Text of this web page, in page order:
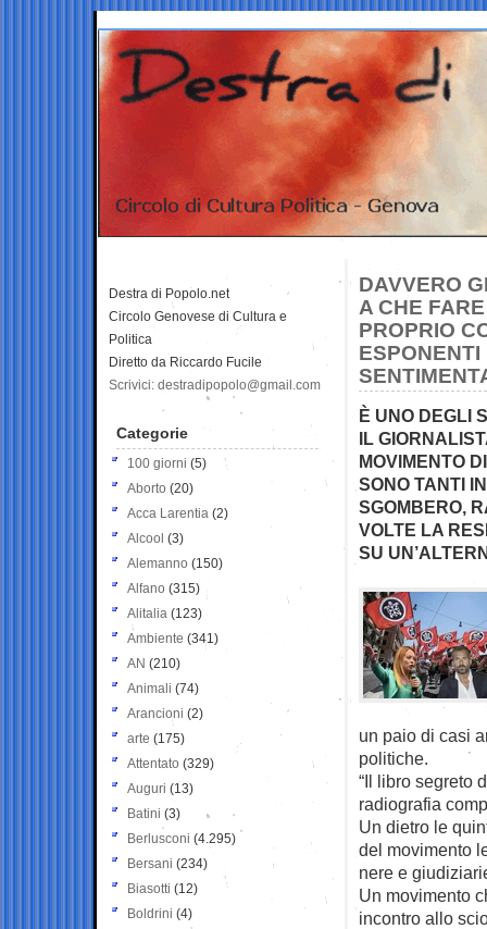
DAVVERO
A CHE
PROPRIO
È UNO DEGLI
IL
MOVIMENTO
SONO TANTI
SGOMBERO,
VOLTE LA
SU
un paio di casi
politiche.
“Il libro segreto
radiografia
Un dietro le
del movimento
nere e
Un movimento
incontro allo
Destra di Popolo.net
Circolo Genovese di Cultura e
Politica
Diretto da Riccardo Fucile
Scrivici: destradipopolo@gmail.com
Categorie
100 giorni (5)
Aborto (20)
Acca Larentia (2)
Alcool (3)
Alemanno (150)
Alfano (315)
Alitalia (123)
Ambiente (341)
AN (210)
Animali (74)
Arancioni (2)
arte (175)
Attentato (329)
Auguri (13)
Batini (3)
Berlusconi (4.295)
Bersani (234)
Biasotti (12)
Boldrini (4)